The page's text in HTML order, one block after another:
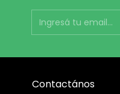
Contactános